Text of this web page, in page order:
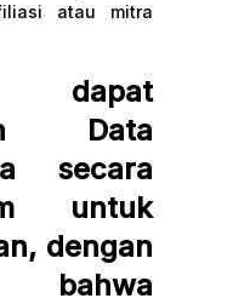
atau mitra
dapat
Data
secara
untuk
dengan
bahwa